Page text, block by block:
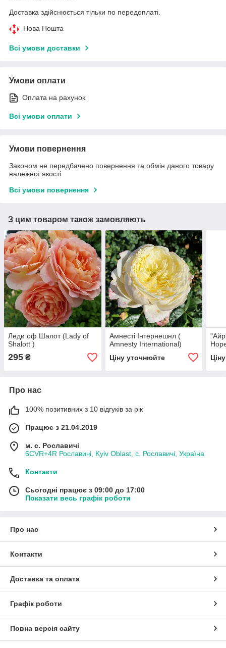
Доставка здійснюється тільки по передоплаті.
Нова Пошта
Всі умови доставки
Умови оплати
Оплата на рахунок
Всі умови оплати
Умови повернення
Законом не передбачено повернення та обмін даного товару
належної якості
Всі умови повернення
З цим товаром також замовляють
Леди оф Шалот (Lady of
Shalott )
295 ₴
Амнесті Інтернешнл (
Amnesty International)
Ціну уточнюйте
Про нас
100% позитивних з 10 відгуків за рік
Працює з 21.04.2019
м. с. Рославичі
6CVR+4R Рославичі, Kyiv Oblast, с. Рославичі, Україна
Контакти
Сьогодні працює з 09:00 до 17:00
Показати весь графік роботи
Про нас
Контакти
Доставка та оплата
Графік роботи
Повна версія сайту